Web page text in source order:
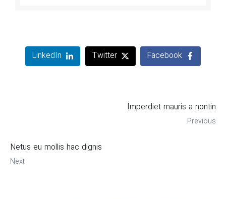
Facebook
Twitter
LinkedIn
Imperdiet mauris a nontin
Previous
Netus eu mollis hac dignis
Next